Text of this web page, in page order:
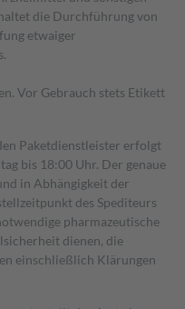
die Durchführung von
etwaiger
Vor Gebrauch stets Etikett
Paketdienstleister erfolgt
bis 18:00 Uhr. Der genaue
in Abhängigkeit der
des Spediteurs
pharmazeutische
dienen, die
einschließlich Klärungen